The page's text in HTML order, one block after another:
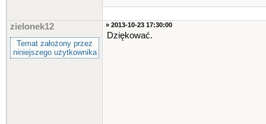
zielonek12
Temat założony przez
niniejszego użytkownika
» 2013-10-23 17:30:00
Dziękować.